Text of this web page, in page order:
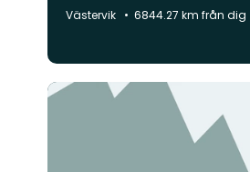
Kommun:
Västervik 6844.27 km från dig